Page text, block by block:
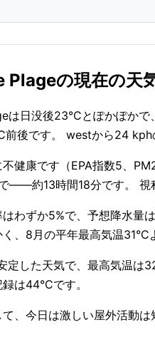
Plageの現在の天
は日没後23°Cとぽかぽか
前後です。 westから24 kph
不健康です（EPA指数5、
——約13時間18分です。 視
わずか5%で、予想降水量
、8月の平年最高気温31°C
定した天気で、最高気温は
は44°Cです。
、今日は激しい屋外活動は